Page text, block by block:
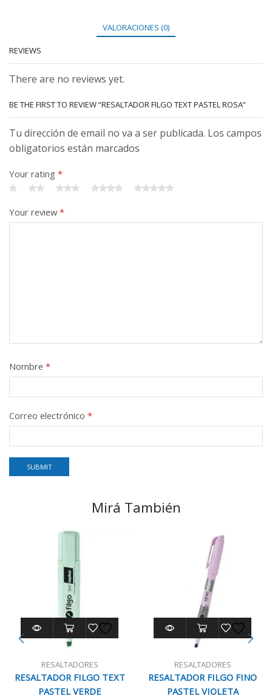
VALORACIONES (0)
REVIEWS
There are no reviews yet.
BE THE FIRST TO REVIEW “RESALTADOR FILGO TEXT PASTEL ROSA”
Tu dirección de email no va a ser publicada. Los campos
obligatorios están marcados
Your rating *
Your review*
Nombre *
Correo electrónico *
Mirá También
RESALTADORES
RESALTADOR FILGO TEXT
PASTEL VERDE
RESALTADORES
RESALTADOR FILGO FINO
PASTEL VIOLETA